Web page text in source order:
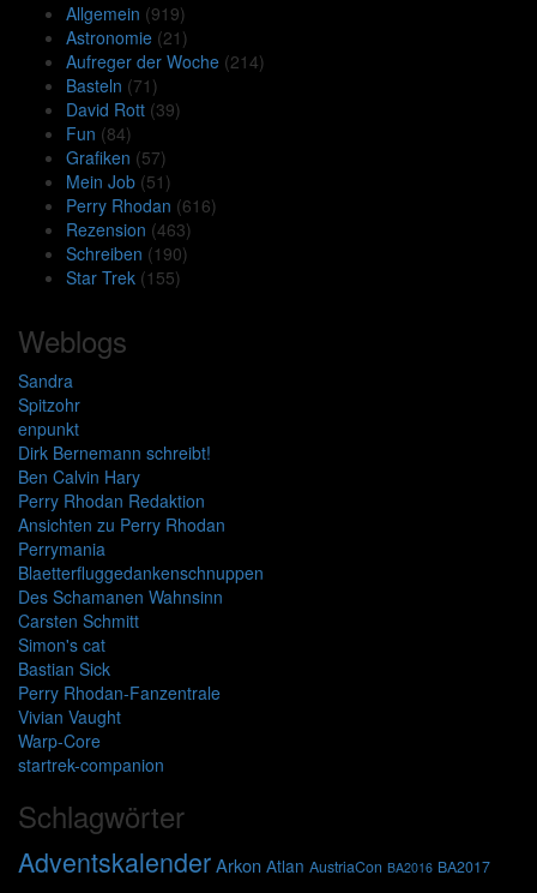
Allgemein (919)
Astronomie (21)
Aufreger der Woche (214)
Basteln (71)
David Rott (39)
Fun (84)
Grafiken (57)
Mein Job (51)
Perry Rhodan (616)
Rezension (463)
Schreiben (190)
Star Trek (155)
Weblogs
Sandra
Spitzohr
enpunkt
Dirk Bernemann schreibt!
Ben Calvin Hary
Perry Rhodan Redaktion
Ansichten zu Perry Rhodan
Perrymania
Blaetterfluggedankenschnuppen
Des Schamanen Wahnsinn
Carsten Schmitt
Simon's cat
Bastian Sick
Perry Rhodan-Fanzentrale
Vivian Vaught
Warp-Core
startrek-companion
Schlagwörter
AdventskalenderArkon Atlan AustriaCon BA2016 BA2017